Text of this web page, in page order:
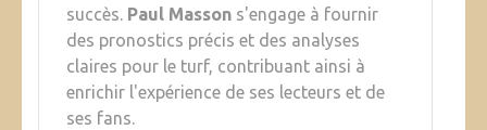
succès. Paul Masson s'engage à fournir
des pronostics précis et des analyses
claires pour le turf, contribuant ainsi à
enrichir l'expérience de ses lecteurs et de
ses fans.